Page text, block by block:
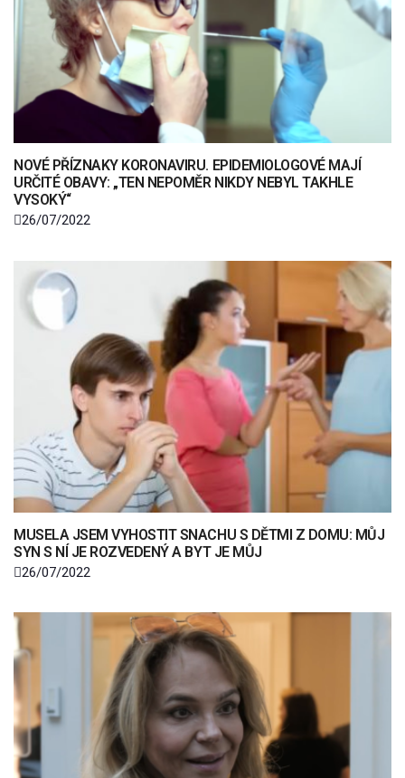
NOVÉ PŘÍZNAKY KORONAVIRU. EPIDEMIOLOGOVÉ MAJÍ
URČITÉ OBAVY: „TEN NEPOMĚR NIKDY NEBYL TAKHLE
VYSOKÝ“
26/07/2022
MUSELA JSEM VYHOSTIT SNACHU S DĚTMI Z DOMU: MŮJ
SYN S NÍ JE ROZVEDENÝ A BYT JE MŮJ
26/07/2022